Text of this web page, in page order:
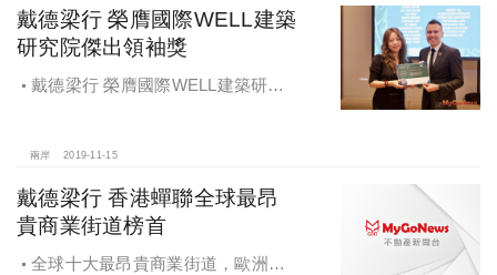
戴德梁行 榮膺國際WELL建築
研究院傑出領袖獎
戴德梁行 榮膺國際WELL建築研究
兩岸 2019-11-15
戴德梁行 香港蟬聯全球最昂
貴商業街道榜首
全球十大最昂貴商業街道，歐洲佔